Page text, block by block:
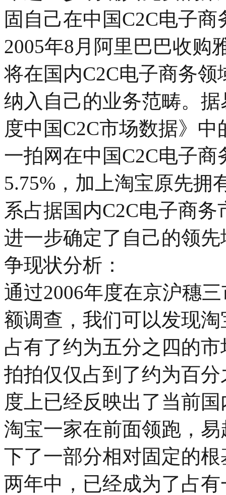
固自己在中国C2C电子
2005年8月阿里巴巴收购
将在国内C2C电子商务
纳入自己的业务范畴。
度中国C2C市场数据》
一拍网在中国C2C电子
5.75%，加上淘宝原先拥
系占据国内C2C电子商
进一步确定了自己的领
争现状分析：
通过2006年度在京沪穗
额调查，我们可以发现
占有了约为五分之四的
拍拍仅仅占到了约为百
度上已经反映出了当前
淘宝一家在前面领跑，
下了一部分相对固定的
两年中，已经成为了占